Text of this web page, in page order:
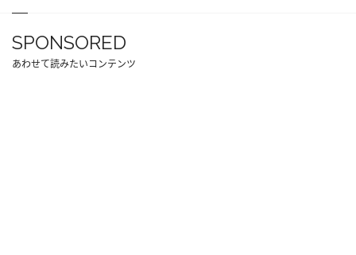
SPONSORED
あわせて読みたいコンテンツ